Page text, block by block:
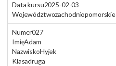
Data kursu2025-02-03
Województwozachodniopomorskie
Numer027
ImięAdam
NazwiskoHyjek
Klasadruga